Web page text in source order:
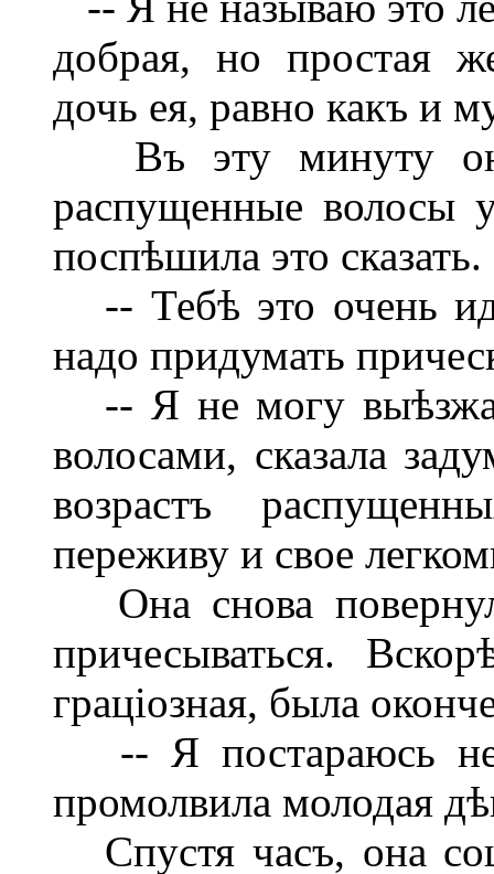
добрая, но простая
дочь ея, равно какъ и
Въ эту минуту
распущенные волосы
поспѣшила это сказать.
-- Тебѣ это очень
надо придумать
-- Я не могу
волосами, сказала
возрастъ
переживу и свое
Она снова
причесываться.
граціозная, была
-- Я постараюсь не
промолвила молодая
Спустя часъ, она